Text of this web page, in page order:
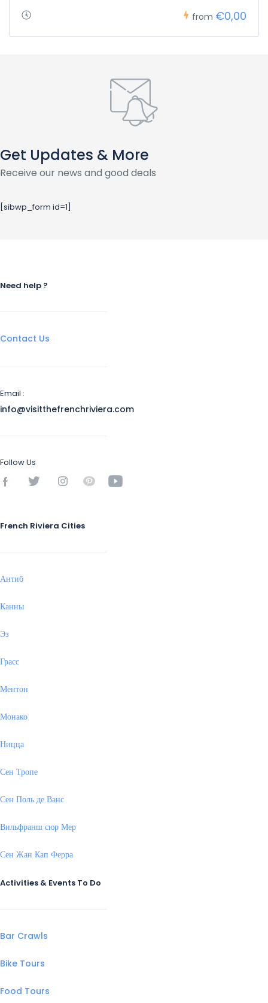
from €0,00
Get Updates & More
Receive our news and good deals
[sibwp_form id=1]
Need help ?
Contact Us
Email :
info@visitthefrenchriviera.com
Follow Us
French Riviera Cities
Антиб
Канны
Эз
Грасс
Ментон
Монако
Ницца
Сен Тропе
Сен Поль де Ванс
Вильфранш сюр Мер
Сен Жан Кап Ферра
Activities & Events To Do
Bar Crawls
Bike Tours
Food Tours